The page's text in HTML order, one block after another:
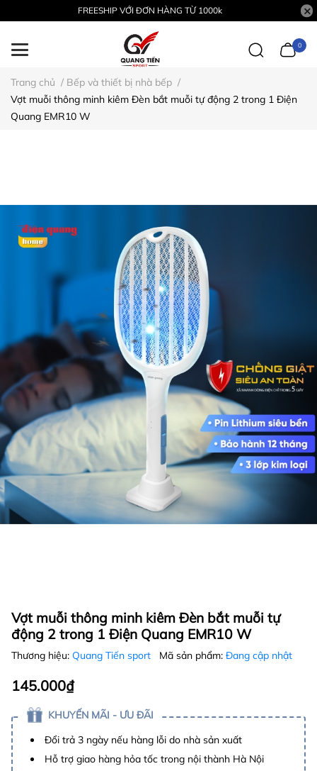
FREESHIP VỚI ĐƠN HÀNG TỪ 1000k
0
Trang chủ / Bếp và thiết bị nhà bếp /
Vợt muỗi thông minh kiêm Đèn bắt muỗi tự động 2 trong 1 Điện
Quang EMR10 W
Vợt muỗi thông minh kiêm Đèn bắt muỗi tự
động 2 trong 1 Điện Quang EMR10 W
Thương hiệu: Quang Tiến sport Mã sản phẩm: Đang cập nhật
145.000₫
KHUYẾN MÃI - ƯU ĐÃI
Đổi trả 3 ngày nếu hàng lỗi do nhà sản xuất
Hỗ trợ giao hàng hỏa tốc trong nội thành Hà Nội